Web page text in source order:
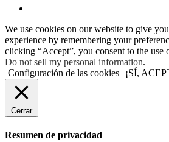
We use cookies on our website to give
experience by remembering your
clicking “Accept”, you consent to the use
Do not sell my personal information.
Configuración de las cookies
¡SÍ,
Cerrar
Resumen de privacidad